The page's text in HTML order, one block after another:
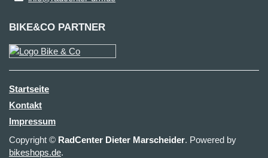
BIKE&CO PARTNER
Startseite
Kontakt
Impressum
Copyright © RadCenter Dieter Marscheider. Powered by
bikeshops.de.